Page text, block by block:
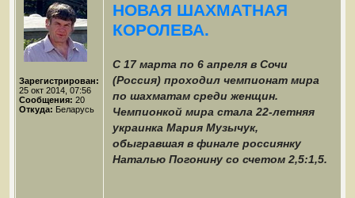
Зарегистрирован:
25 окт 2014, 07:56
Сообщения: 20
Откуда: Беларусь
НОВАЯ ШАХМАТНАЯ
КОРОЛЕВА.
С 17 марта по 6 апреля в Сочи
(Россия) проходил чемпионат мира
по шахматам среди женщин.
Чемпионкой мира стала 22-летняя
украинка Мария Музычук,
обыгравшая в финале россиянку
Наталью Погонину со счетом 2,5:1,5.